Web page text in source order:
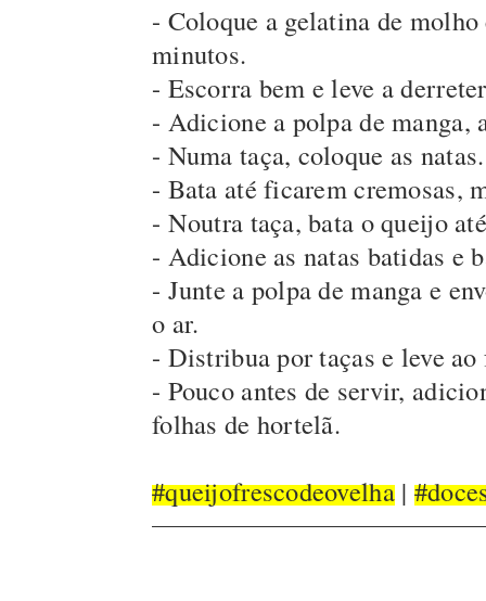
- Coloque a gelatina de
minutos.
- Escorra bem e leve a
- Adicione a polpa de manga,
- Numa taça, coloque as natas.
- Bata até ficarem cremosas,
- Noutra taça, bata o queijo
- Adicione as natas batidas e
- Junte a polpa de manga e
o ar.
- Distribua por taças e leve
- Pouco antes de servir,
folhas de hortelã.
#queijofrescodeovelha|